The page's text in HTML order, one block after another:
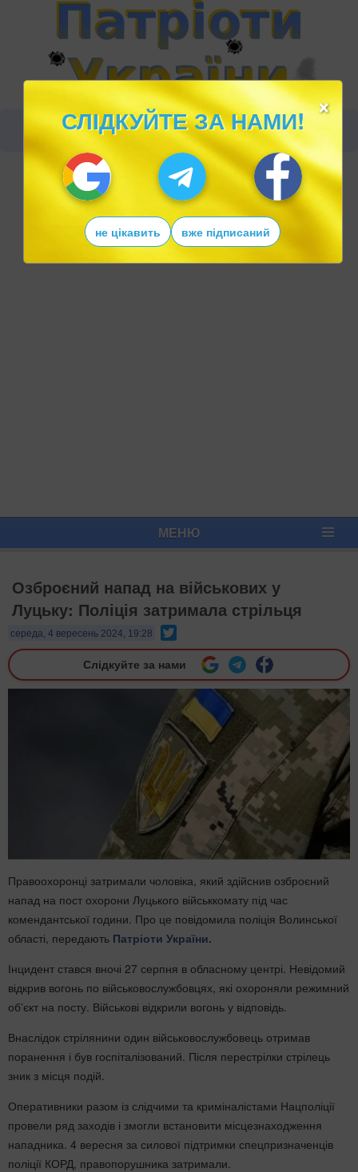
МЕНЮ
Озброєний напад на військових у
Луцьку: Поліція затримала стрільця
середа, 4 вересень 2024, 19:28
Слідкуйте за нами
Правоохоронці затримали чоловіка, який здійснив озброєний
напад на пост охорони Луцького військкомату під час
комендантської години. Про це повідомила поліція Волинської
області, передають Патріоти України.
Інцидент стався вночі 27 серпня в обласному центрі. Невідомий
відкрив вогонь по військовослужбовцях, які охороняли режимний
обʼєкт на посту. Військові відкрили вогонь у відповідь.
Внаслідок стрілянини один військовослужбовець отримав
поранення і був госпіталізований. Після перестрілки стрілець
зник з місця подій.
Оперативники разом із слідчими та криміналістами Нацполіції
провели ряд заходів і змогли встановити місцезнаходження
нападника. 4 вересня за силової підтримки спецпризначенців
поліції КОРД, правопорушника затримали.
×
СЛІДКУЙТЕ ЗА НАМИ!
не цікавить вже підписаний